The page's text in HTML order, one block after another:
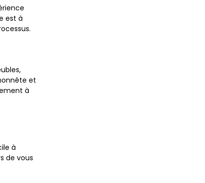
est à
et
à
à
de vous